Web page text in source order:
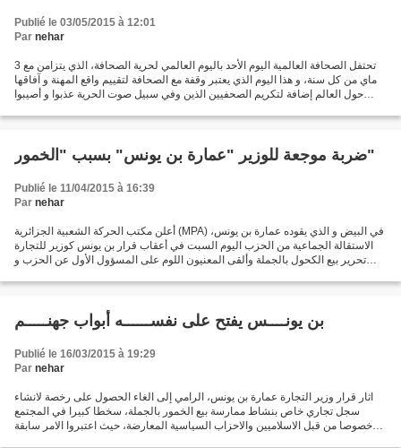
Publié le 03/05/2015 à 12:01
Par nehar
تحتفل الصحافة العالمية اليوم الأحد باليوم العالمي لحرية الصحافة، الذي يتزامن مع 3
ماي من كل سنة، و هذا اليوم الذي يعتبر وقفة مع الصحافة لتقييم واقع المهنة و آفاقها
حول العالم إضافة لتكريم الصحفيين الذين وفي سبيل صوت الحرية عذبوا و أصيبوا
ضربة موجعة للوزير "عمارة بن يونس" بسبب "الخمور"
Publié le 11/04/2015 à 16:39
Par nehar
أعلن مكتب الحركة الشعبية الجزائرية (MPA) في البيض و الذي يقوده عمارة بن يونس،
الاستقالة الجماعية من الحزب اليوم السبت في أعقاب قرار بن يونس كوزير للتجارة
تحرير بيع الكحول بالجملة وألقى المعنيون اللوم على المسؤول الأول عن الحزب و
بن يونــــس يفتح على نفســــــه أبواب جهنـــــم
Publié le 16/03/2015 à 19:29
Par nehar
اثار قرار وزير التجارة عمارة بن يونس، الرامي إلى الغاء الحصول على رخصة لانشاء
سجل تجاري خاص بنشاط ممارسة بيع الخمور بالجملة، سخطا كبيرا في المجتمع
خصوصا من قبل الاسلاميين والاحزاب السياسية المعارضة، حيث اعتبروا الامر سابقة